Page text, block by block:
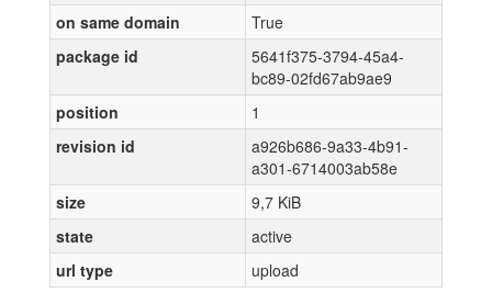
on same domain
True
package id
5641f375-3794-45a4-
bc89-02fd67ab9ae9
position
1
revision id
a926b686-9a33-4b91-
a301-6714003ab58e
size
9,7 KiB
state
active
url type
upload